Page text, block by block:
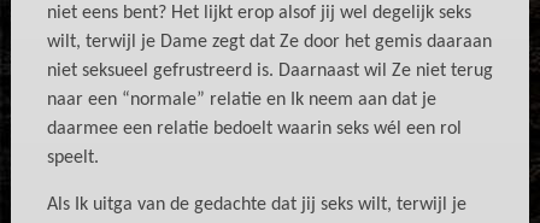
niet eens bent? Het lijkt erop alsof jij wel degelijk seks
wilt, terwijl je Dame zegt dat Ze door het gemis daaraan
niet seksueel gefrustreerd is. Daarnaast wil Ze niet terug
naar een “normale” relatie en Ik neem aan dat je
daarmee een relatie bedoelt waarin seks wél een rol
speelt.
Als Ik uitga van de gedachte dat jij seks wilt, terwijl je